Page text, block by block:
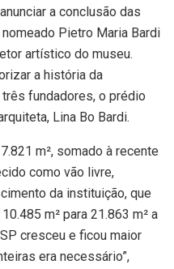
a conclusão das
Pietro Maria Bardi
artístico do museu.
a história da
fundadores, o prédio
Lina Bo Bardi.
m², somado à recente
como vão livre,
da instituição, que
m² para 21.863 m² a
cresceu e ficou maior
era necessário”,